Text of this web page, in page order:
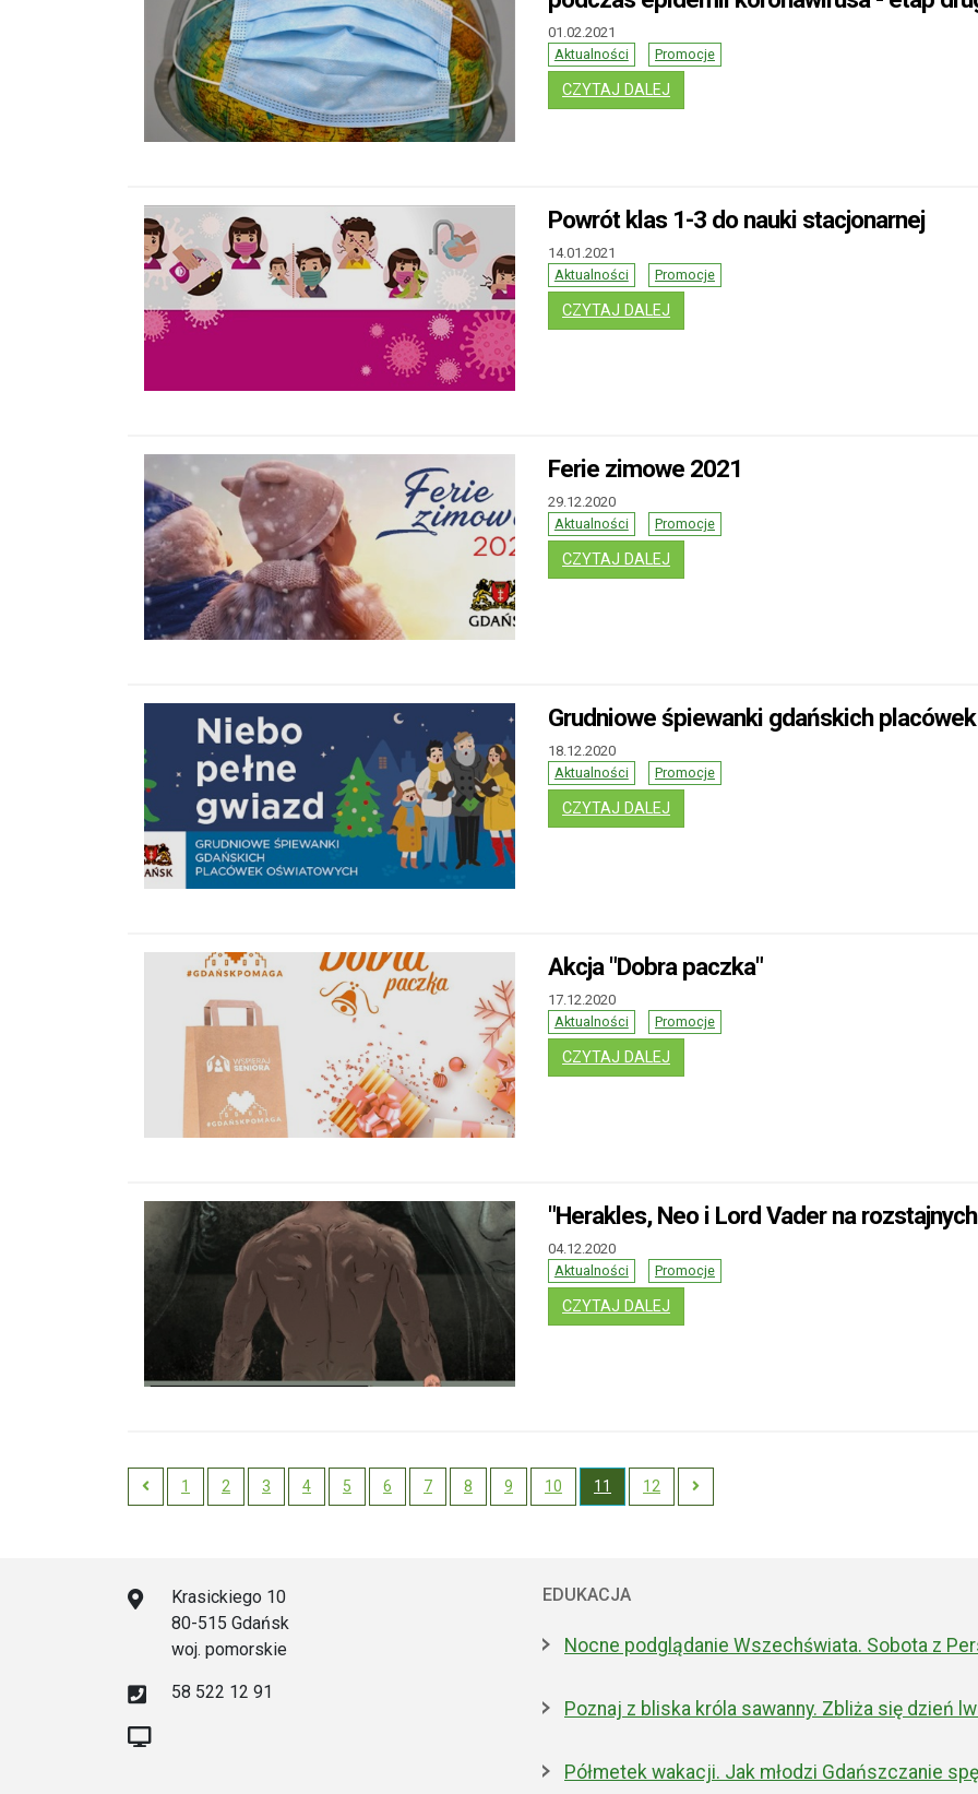
01.02.2021
Aktualności
Promocje
CZYTAJ DALEJ
Powrót klas 1-3 do nauki stacjonarnej
14.01.2021
Aktualności
Promocje
CZYTAJ DALEJ
Ferie zimowe 2021
29.12.2020
Aktualności
Promocje
CZYTAJ DALEJ
Grudniowe śpiewanki gdańskich
18.12.2020
Aktualności
Promocje
CZYTAJ DALEJ
Akcja "Dobra paczka"
17.12.2020
Aktualności
Promocje
CZYTAJ DALEJ
"Herakles, Neo i Lord Vader na
04.12.2020
Aktualności
Promocje
CZYTAJ DALEJ
1 2 3 4 5 6 7 8 9 10 11 12
Krasickiego 10
80-515 Gdańsk
woj. pomorskie
58 522 12 91
EDUKACJA
Nocne podglądanie Wszechświata. Sobota z
Poznaj z bliska króla sawanny. Zbliża się dzień
Półmetek wakacji. Jak młodzi Gdańszczanie